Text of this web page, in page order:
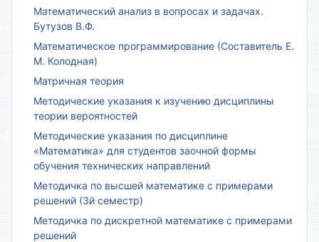
Математический анализ в вопросах и задачах.
Бутузов В.Ф.
Математическое программирование (Составитель Е.
М. Колодная)
Матричная теория
Методические указания к изучению дисциплины
теории вероятностей
Методические указания по дисциплине
«Математика» для студентов заочной формы
обучения технических направлений
Методичка по высшей математике с примерами
решений (3й семестр)
Методичка по дискретной математике с примерами
решений